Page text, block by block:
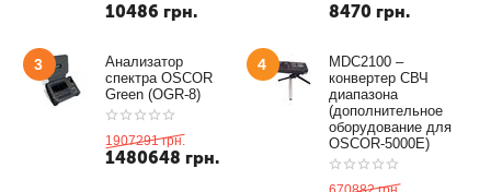
10486 грн. 8470 грн.
3
Анализатор
спектра OSCOR
Green (OGR-8)
1907291 грн.
1480648 грн.
4
MDC2100 –
конвертер СВЧ
диапазона
(дополнительное
оборудование для
OSCOR-5000E)